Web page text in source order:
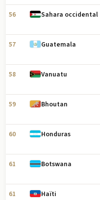
56 Sahara occidental
57 Guatemala
58 Vanuatu
59 Bhoutan
60 Honduras
61 Botswana
61 Haïti